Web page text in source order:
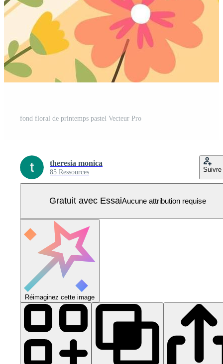
fond floral de printemps pastel Vecteur Pro
theresia monica
85 Ressources Suivre
Gratuit avec EssaiAucune attribution requise
Réimaginez cette image